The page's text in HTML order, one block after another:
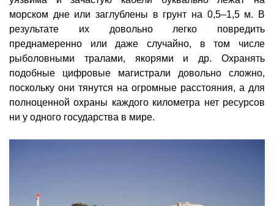
морском дне или заглублены в грунт на 0,5–1,5 м. В
результате их довольно легко повредить
преднамеренно или даже случайно, в том числе
рыболовными тралами, якорями и др. Охранять
подобные цифровые магистрали довольно сложно,
поскольку они тянутся на огромные расстояния, а для
полноценной охраны каждого километра нет ресурсов
ни у одного государства в мире.